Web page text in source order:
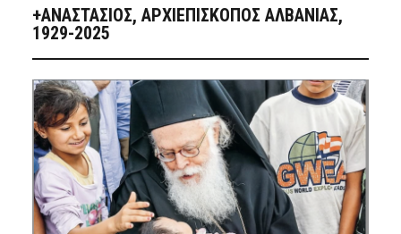
+ΑΝΑΣΤΆΣΙΟΣ, ΑΡΧΙΕΠΊΣΚΟΠΟΣ ΑΛΒΑΝΊΑΣ,
1929-2025